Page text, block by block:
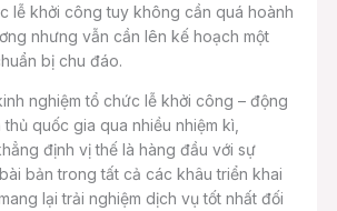
lễ khởi công tuy không cần quá hoành
nhưng vẫn cần lên kế hoạch một
bị chu đáo.
nghiệm tổ chức lễ khởi công – động
quốc gia qua nhiều nhiệm kì,
định vị thế là hàng đầu với sự
bản trong tất cả các khâu triển khai
lại trải nghiệm dịch vụ tốt nhất đối